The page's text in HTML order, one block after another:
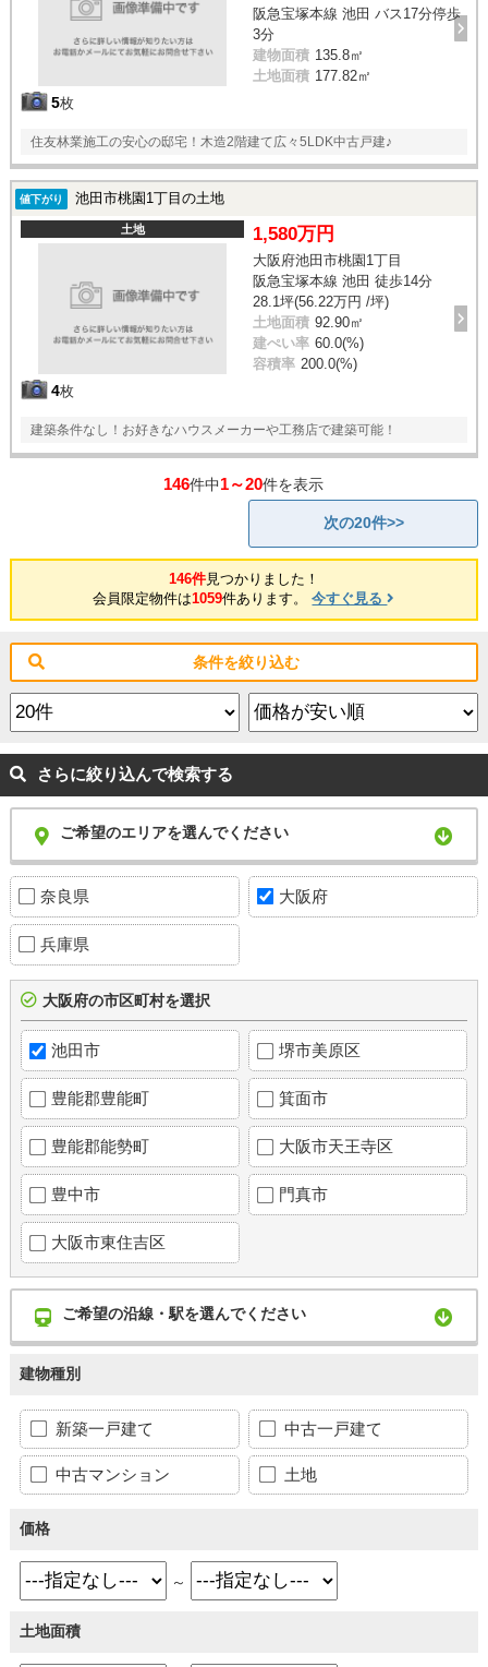
5枚
阪急宝塚本線 池田 バス17分停歩
3分
建物面積 135.8㎡
土地面積 177.82㎡
住友林業施工の安心の邸宅！木造2階建て広々5LDK中古戸建♪
値下がり 池田市桃園1丁目の土地
土地
4枚
1,580万円
大阪府池田市桃園1丁目
阪急宝塚本線 池田 徒歩14分
28.1坪(56.22万円 /坪)
土地面積 92.90㎡
建ぺい率 60.0(%)
容積率 200.0(%)
建築条件なし！お好きなハウスメーカーや工務店で建築可能！
146件中1～20件を表示
次の20件>>
146件見つかりました！
会員限定物件は1059件あります。今すぐ見る
条件を絞り込む
さらに絞り込んで検索する
ご希望のエリアを選んでください
奈良県 大阪府
兵庫県
大阪府の市区町村を選択
池田市 堺市美原区
豊能郡豊能町 箕面市
豊能郡能勢町 大阪市天王寺区
豊中市 門真市
大阪市東住吉区
ご希望の沿線・駅を選んでください
建物種別
新築一戸建て 中古一戸建て
中古マンション 土地
価格
～
土地面積